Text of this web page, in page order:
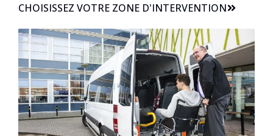
CHOISISSEZ VOTRE ZONE D'INTERVENTION